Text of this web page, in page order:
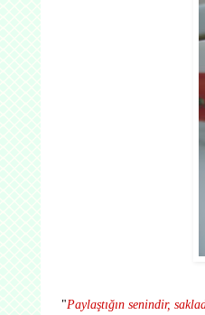
"Paylaştığın senindir,